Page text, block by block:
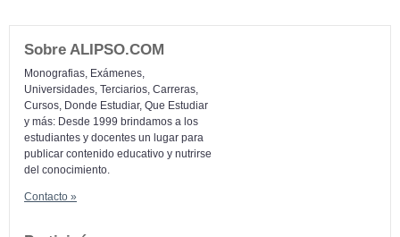
Sobre ALIPSO.COM
Monografias, Exámenes,
Universidades, Terciarios, Carreras,
Cursos, Donde Estudiar, Que Estudiar
y más: Desde 1999 brindamos a los
estudiantes y docentes un lugar para
publicar contenido educativo y nutrirse
del conocimiento.
Contacto »